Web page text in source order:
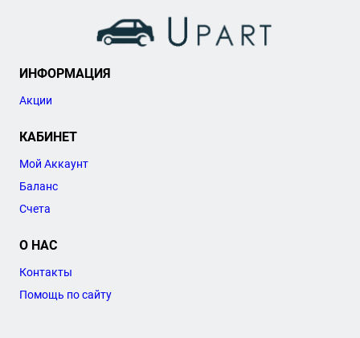
ИНФОРМАЦИЯ
Акции
КАБИНЕТ
Мой Аккаунт
Баланс
Счета
О НАС
Контакты
Помощь по сайту